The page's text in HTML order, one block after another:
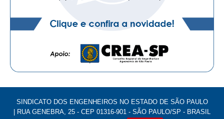
SINDICATO DOS ENGENHEIROS NO ESTADO DE SÃO PAULO
| RUA GENEBRA, 25 - CEP 01316-901 - SÃO PAULO/SP - BRASIL